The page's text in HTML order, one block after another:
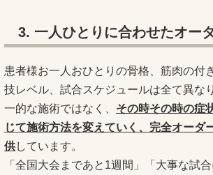
3. 一人ひとりに合わせたオー
患者様お一人おひとりの骨格、筋肉の付
技レベル、試合スケジュールは全て異な
一的な施術ではなく、 その時その時の症
じて施術方法を変えていく、完全オーダ
供しています。
「全国大会まであと1週間」「大事な試